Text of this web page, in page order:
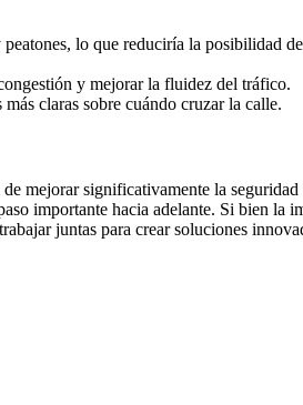
lo que reduciría la posibilidad
y mejorar la fluidez del tráfico.
claras sobre cuándo cruzar la calle.
mejorar significativamente la
importante hacia adelante. Si bien la
juntas para crear soluciones